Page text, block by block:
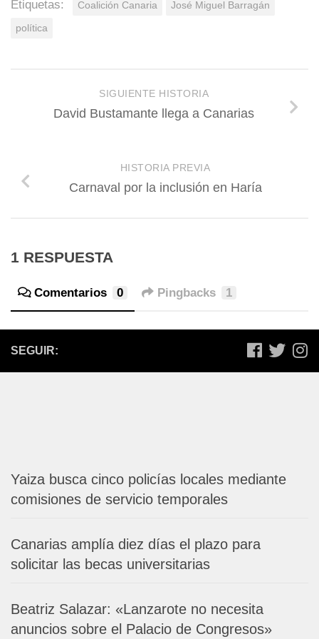
Etiquetas: Coalición Canaria
José Miguel Barragán
política
SIGUIENTE HISTORIA
David Bustamante llega a Canarias
HISTORIA PREVIA
Carnaval por la inclusión en Haría
1 RESPUESTA
Comentarios 0 Pingbacks 1
SEGUIR:
Yaiza busca cinco policías locales mediante
comisiones de servicio temporales
Canarias amplía diez días el plazo para
solicitar las becas universitarias
Beatriz Salazar: «Lanzarote no necesita
anuncios sobre el Palacio de Congresos»